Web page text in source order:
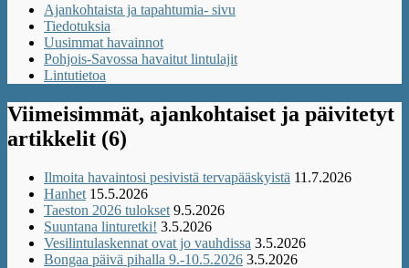
Ajankohtaista ja tapahtumia- sivu
Tiedotuksia
Uusimmat havainnot
Pohjois-Savossa havaitut lintulajit
Lintutietoa
Viimeisimmät, ajankohtaiset ja päivitetyt
artikkelit (6)
Ilmoita havaintosi pesivistä tervapääskyistä 11.7.2026
Hanhet 15.5.2026
Taeston 2026 tulokset 9.5.2026
Suuntana linturetki! 3.5.2026
Vesilintulaskennat ovat jo vauhdissa 3.5.2026
Bongaa päivä pihalla 9.-10.5.2026 3.5.2026